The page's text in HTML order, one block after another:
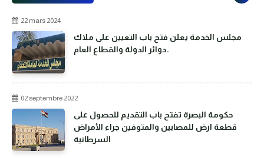
22 mars 2024
مجلس الخدمة يعلن فتح باب التعيين على ملاك
دوائر الدولة والقطاع العام.
02 septembre 2022
حكومة البصرة تفتح باب التقديم للحصول على
قطعة ارض للمصابين والمتوفين جراء الأمراض
السرطانية